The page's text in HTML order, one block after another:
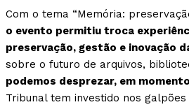
Com o tema “Memória:
o evento permitiu troca
preservação, gestão e inovação
sobre o futuro de arquivos,
podemos desprezar, em
Tribunal tem investido nos galpões